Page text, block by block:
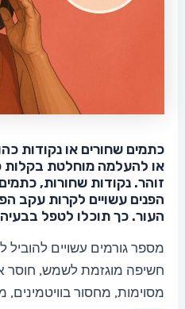
כתמים שחורים או נקודות
או להעלמה מוחלטת בקלות
זוהר. נקודות שחורות,
הפנים עשויים לקרות עקב
העור. כך תוכלו לטפל
מספר גורמים עשויים להוביל
חשיפה מוגזמת לשמש, חוסר
מסוימות, מחסור בוויטמינים,